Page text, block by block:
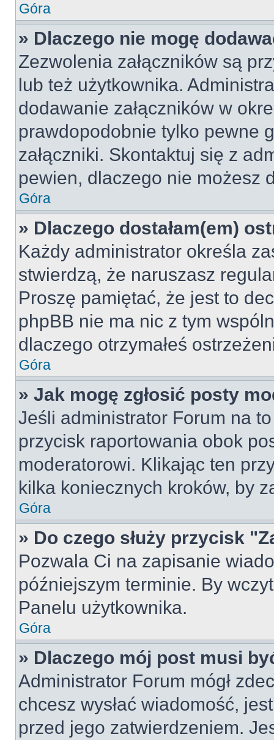
Góra
» Dlaczego nie mogę
Zezwolenia załączników są
lub też użytkownika.
dodawanie załączników w
prawdopodobnie tylko pewne
załączniki. Skontaktuj się z
pewien, dlaczego nie możesz
Góra
» Dlaczego dostałam(em)
Każdy administrator określa
stwierdzą, że naruszasz
Proszę pamiętać, że jest to
phpBB nie ma nic z tym
dlaczego otrzymałeś
Góra
» Jak mogę zgłosić posty
Jeśli administrator Forum na
przycisk raportowania obok
moderatorowi. Klikając ten
kilka koniecznych kroków, by
Góra
» Do czego służy przycisk
Pozwala Ci na zapisanie
późniejszym terminie. By
Panelu użytkownika.
Góra
» Dlaczego mój post musi
Administrator Forum mógł
chcesz wysłać wiadomość,
przed jego zatwierdzeniem.